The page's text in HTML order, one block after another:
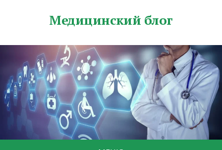
Медицинский блог